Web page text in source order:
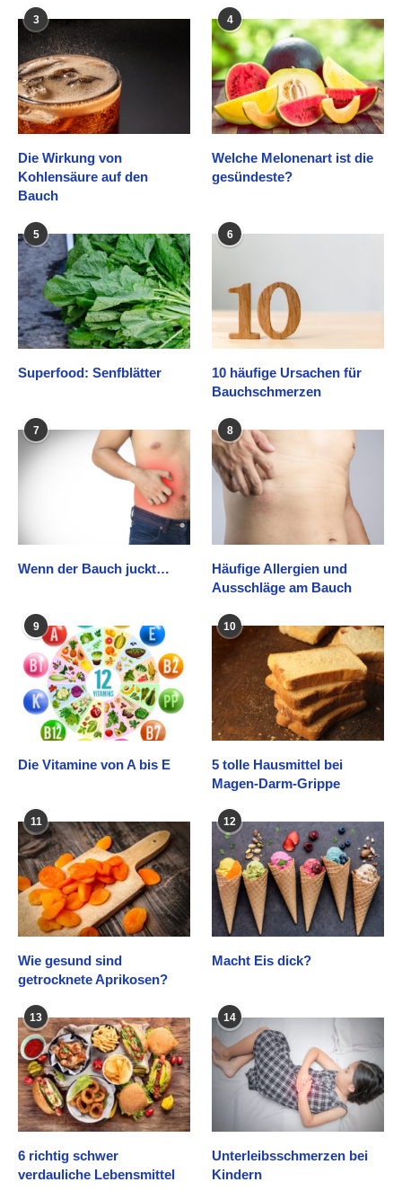
3
Die Wirkung von
Kohlensäure auf den
Bauch
4
Welche Melonenart ist die
gesündeste?
5
Superfood: Senfblätter
6
10 häufige Ursachen für
Bauchschmerzen
7
Wenn der Bauch juckt…
8
Häufige Allergien und
Ausschläge am Bauch
9
Die Vitamine von A bis E
10
5 tolle Hausmittel bei
Magen-Darm-Grippe
11
Wie gesund sind
getrocknete Aprikosen?
12
Macht Eis dick?
13
6 richtig schwer
verdauliche Lebensmittel
14
Unterleibsschmerzen bei
Kindern